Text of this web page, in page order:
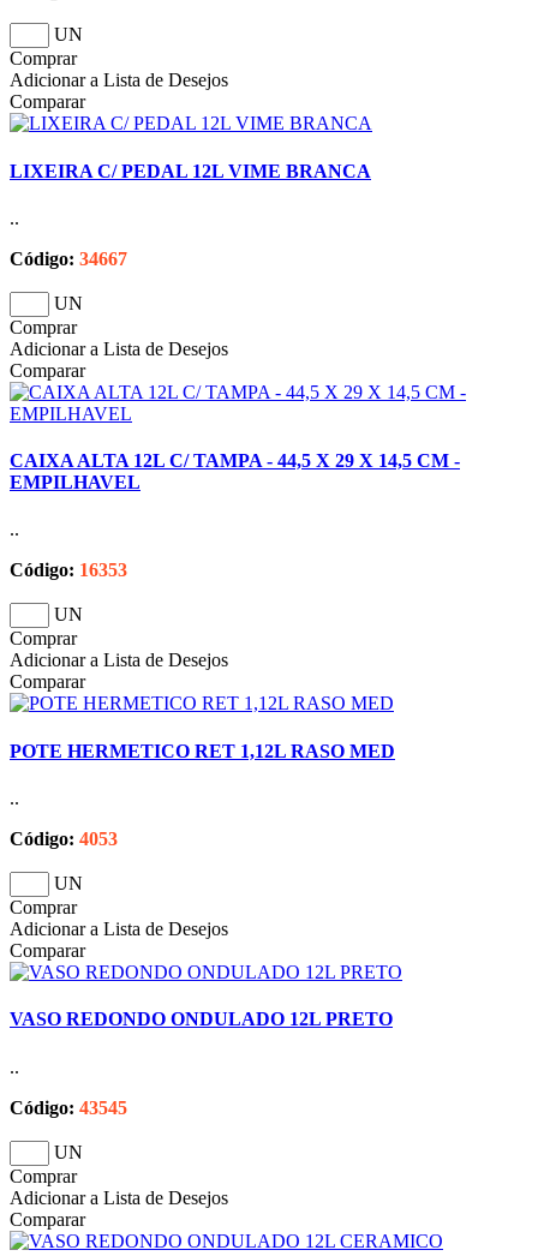
UN
Comprar
Adicionar a Lista de Desejos
Comparar
LIXEIRA C/ PEDAL 12L VIME BRANCA
..
Código: 34667
UN
Comprar
Adicionar a Lista de Desejos
Comparar
CAIXA ALTA 12L C/ TAMPA - 44,5 X 29 X 14,5 CM -
EMPILHAVEL
..
Código: 16353
UN
Comprar
Adicionar a Lista de Desejos
Comparar
POTE HERMETICO RET 1,12L RASO MED
..
Código: 4053
UN
Comprar
Adicionar a Lista de Desejos
Comparar
VASO REDONDO ONDULADO 12L PRETO
..
Código: 43545
UN
Comprar
Adicionar a Lista de Desejos
Comparar